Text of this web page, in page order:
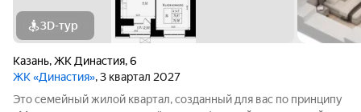
3D-тур
Казань,ЖК Династия,6
ЖК «Династия», 3 квартал 2027
Это семейный жилой квартал, созданный для вас по принципу